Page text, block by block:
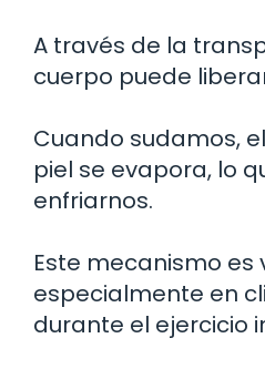
A través de la
cuerpo puede
Cuando sudamos,
piel se evapora, lo
enfriarnos.
Este mecanismo es
especialmente en
durante el ejercicio